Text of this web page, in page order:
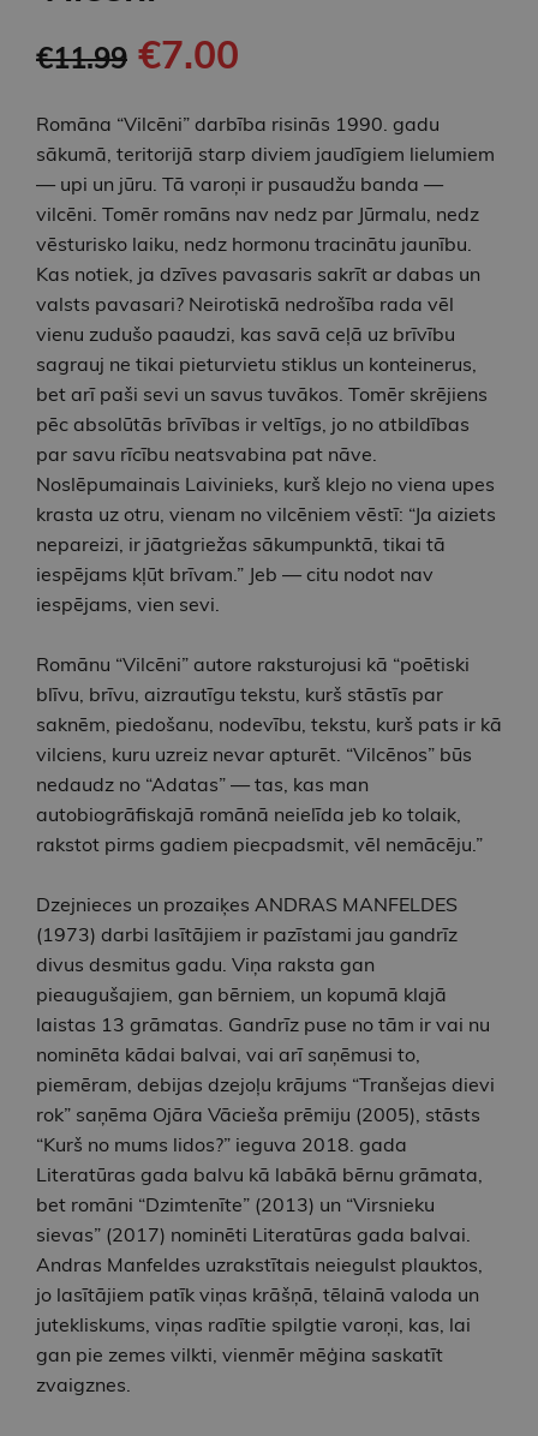
€11.99 €7.00
Romāna “Vilcēni” darbība risinās 1990. gadu
sākumā, teritorijā starp diviem jaudīgiem lielumiem
— upi un jūru. Tā varoņi ir pusaudžu banda —
vilcēni. Tomēr romāns nav nedz par Jūrmalu, nedz
vēsturisko laiku, nedz hormonu tracinātu jaunību.
Kas notiek, ja dzīves pavasaris sakrīt ar dabas un
valsts pavasari? Neirotiskā nedrošība rada vēl
vienu zudušo paaudzi, kas savā ceļā uz brīvību
sagrauj ne tikai pieturvietu stiklus un konteinerus,
bet arī paši sevi un savus tuvākos. Tomēr skrējiens
pēc absolūtās brīvības ir veltīgs, jo no atbildības
par savu rīcību neatsvabina pat nāve.
Noslēpumainais Laivinieks, kurš klejo no viena upes
krasta uz otru, vienam no vilcēniem vēstī: “Ja aiziets
nepareizi, ir jāatgriežas sākumpunktā, tikai tā
iespējams kļūt brīvam.” Jeb — citu nodot nav
iespējams, vien sevi.
Romānu “Vilcēni” autore raksturojusi kā “poētiski
blīvu, brīvu, aizrautīgu tekstu, kurš stāstīs par
saknēm, piedošanu, nodevību, tekstu, kurš pats ir kā
vilciens, kuru uzreiz nevar apturēt. “Vilcēnos” būs
nedaudz no “Adatas” — tas, kas man
autobiogrāfiskajā romānā neielīda jeb ko tolaik,
rakstot pirms gadiem piecpadsmit, vēl nemācēju.”
Dzejnieces un prozaiķes ANDRAS MANFELDES
(1973) darbi lasītājiem ir pazīstami jau gandrīz
divus desmitus gadu. Viņa raksta gan
pieaugušajiem, gan bērniem, un kopumā klajā
laistas 13 grāmatas. Gandrīz puse no tām ir vai nu
nominēta kādai balvai, vai arī saņēmusi to,
piemēram, debijas dzejoļu krājums “Tranšejas dievi
rok” saņēma Ojāra Vācieša prēmiju (2005), stāsts
“Kurš no mums lidos?” ieguva 2018. gada
Literatūras gada balvu kā labākā bērnu grāmata,
bet romāni “Dzimtenīte” (2013) un “Virsnieku
sievas” (2017) nominēti Literatūras gada balvai.
Andras Manfeldes uzrakstītais neiegulst plauktos,
jo lasītājiem patīk viņas krāšņā, tēlainā valoda un
jutekliskums, viņas radītie spilgtie varoņi, kas, lai
gan pie zemes vilkti, vienmēr mēģina saskatīt
zvaigznes.